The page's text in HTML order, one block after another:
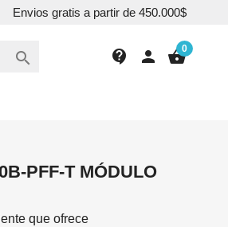
Envios gratis a partir de 450.000$
 contact_support person shopping_basket
0
PFF-T MÓDULO
que ofrece